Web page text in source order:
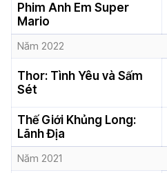
Phim Anh Em Super
Mario
Năm 2022
Thor: Tình Yêu và Sấm
Sét
Thế Giới Khủng Long:
Lãnh Địa
Năm 2021